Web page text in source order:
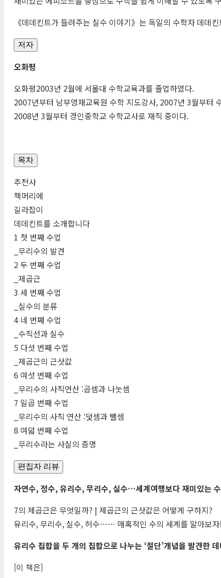
《데데킨트가 들려주는 실수 이야기》는 독일의 수학자 데데
저자
오화평
오화평2003년 2월에 서울대 수학교육과를 졸업하였다.
2007년부터 남부영재교육원 수학 지도강사, 2007년 3월부터
2008년 3월부터 경인중학교 수학교사로 재직 중이다.
목차
추천사
책머리에
길라잡이
데데킨트를 소개합니다
1 첫 번째 수업
_무리수의 발견
2 두 번째 수업
_제곱근
3 세 번째 수업
_실수의 분류
4 네 번째 수업
_수직선과 실수
5 다섯 번째 수업
_제곱근의 근삿값
6 여섯 번째 수업
_무리수의 사칙연산 :곱셈과 나눗셈
7 일곱 번째 수업
_무리수의 사칙 연산 :덧셈과 뺄셈
8 여덟 번째 수업
_무리수라는 사실의 증명
편집자 리뷰
자연수, 정수, 유리수, 무리수, 실수…세계여행보다 재미있는
7의 제곱근은 무엇일까? | 제곱근의 근삿값은 어떻게 구하지?
유리수, 무리수, 실수, 허수…… 매혹적인 수의 세계를 알아보
유리수 집합을 두 개의 집합으로 나누는 ‘절단’개념을 발견한
[이 책은]